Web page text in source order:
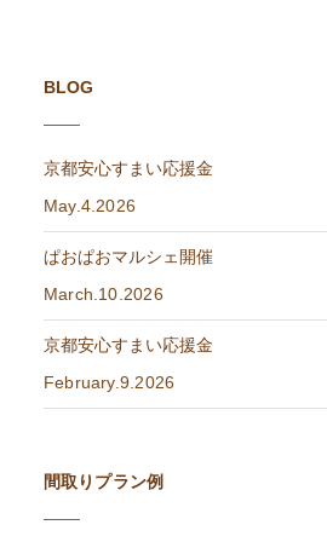
BLOG
京都安心すまい応援金
May.4.2026
ぱおぱおマルシェ開催
March.10.2026
京都安心すまい応援金
February.9.2026
間取りプラン例